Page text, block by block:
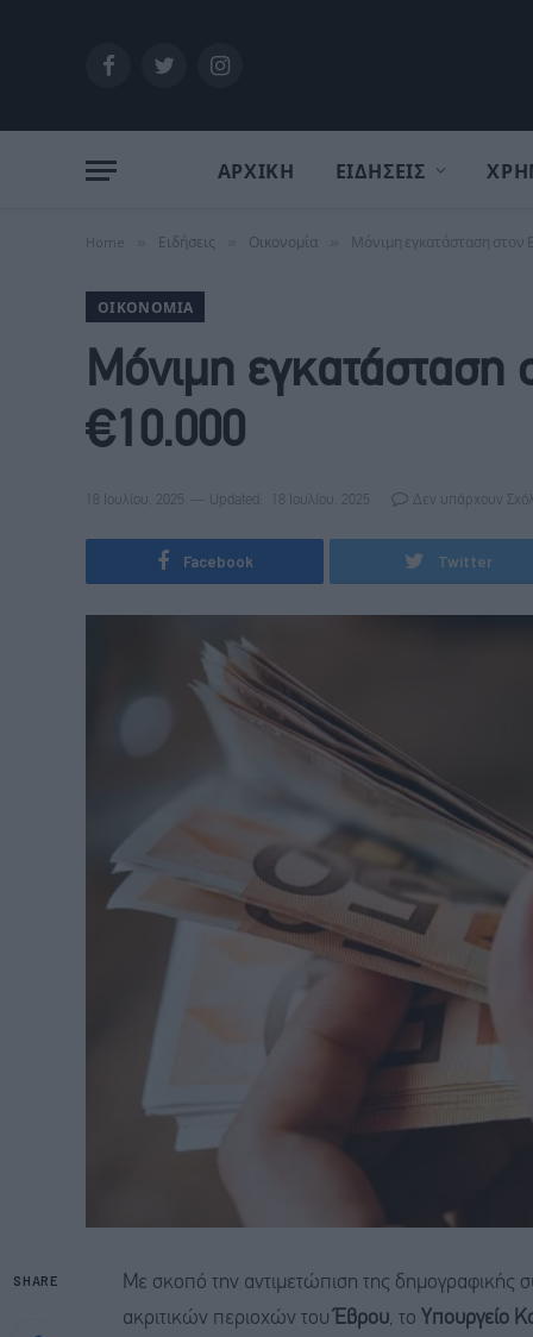
FacebookTwitterInstagram
ΑΡΧΙΚΗ ΕΙΔΗΣΕΙΣ
Home Ειδήσεις Οικονομία Μόνιμη εγκατάσταση στον
ΟΙΚΟΝΟΜΊΑ
Μόνιμη εγκατάσταση
€10.000
18 Ιουλίου, 2025 Updated: 18 Ιουλίου, 2025 Δεν υπάρχουν
Facebook Twitter
SHARE
Με σκοπό την αντιμετώπιση της δημογραφικής
ακριτικών περιοχών του Έβρου, το Υπουργείο